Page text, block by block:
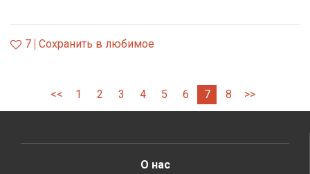
7 Сохранить в любимое
<< 1 2 3 4 5 6 7 8 >>
О нас